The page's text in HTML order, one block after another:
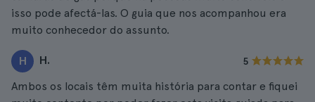
isso pode afectá-las. O guia que nos acompanhou era
muito conhecedor do assunto.
H H. 5
Ambos os locais têm muita história para contar e fiquei